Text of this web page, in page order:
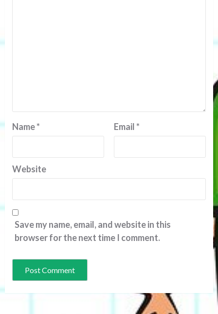
Name* Email*
Website
Save my name, email, and website in this
browser for the next time I comment.